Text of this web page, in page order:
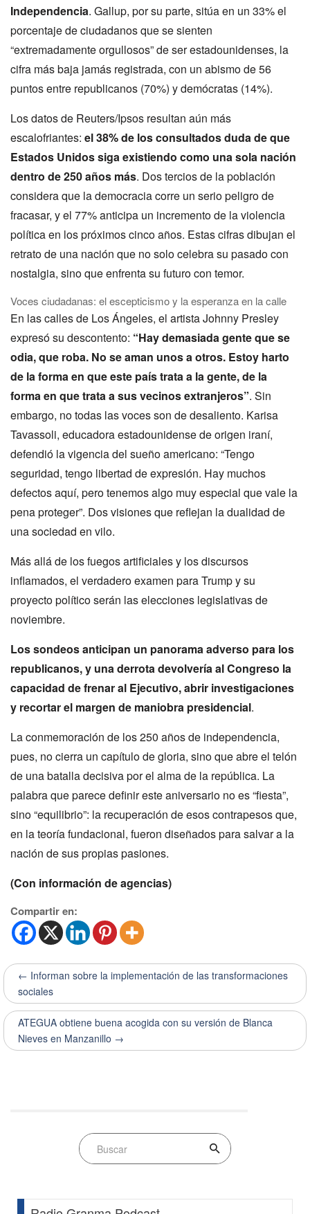
Independencia. Gallup, por su parte, sitúa en un 33% el
porcentaje de ciudadanos que se sienten
“extremadamente orgullosos” de ser estadounidenses, la
cifra más baja jamás registrada, con un abismo de 56
puntos entre republicanos (70%) y demócratas (14%).
Los datos de Reuters/Ipsos resultan aún más
escalofriantes: el 38% de los consultados duda de que
Estados Unidos siga existiendo como una sola nación
dentro de 250 años más. Dos tercios de la población
considera que la democracia corre un serio peligro de
fracasar, y el 77% anticipa un incremento de la violencia
política en los próximos cinco años. Estas cifras dibujan el
retrato de una nación que no solo celebra su pasado con
nostalgia, sino que enfrenta su futuro con temor.
Voces ciudadanas: el escepticismo y la esperanza en la calle
En las calles de Los Ángeles, el artista Johnny Presley
expresó su descontento: “Hay demasiada gente que se
odia, que roba. No se aman unos a otros. Estoy harto
de la forma en que este país trata a la gente, de la
forma en que trata a sus vecinos extranjeros”. Sin
embargo, no todas las voces son de desaliento. Karisa
Tavassoli, educadora estadounidense de origen iraní,
defendió la vigencia del sueño americano: “Tengo
seguridad, tengo libertad de expresión. Hay muchos
defectos aquí, pero tenemos algo muy especial que vale la
pena proteger”. Dos visiones que reflejan la dualidad de
una sociedad en vilo.
Más allá de los fuegos artificiales y los discursos
inflamados, el verdadero examen para Trump y su
proyecto político serán las elecciones legislativas de
noviembre.
Los sondeos anticipan un panorama adverso para los
republicanos, y una derrota devolvería al Congreso la
capacidad de frenar al Ejecutivo, abrir investigaciones
y recortar el margen de maniobra presidencial.
La conmemoración de los 250 años de independencia,
pues, no cierra un capítulo de gloria, sino que abre el telón
de una batalla decisiva por el alma de la república. La
palabra que parece definir este aniversario no es “fiesta”,
sino “equilibrio”: la recuperación de esos contrapesos que,
en la teoría fundacional, fueron diseñados para salvar a la
nación de sus propias pasiones.
(Con información de agencias)
Compartir en:
← Informan sobre la implementación de las transformaciones
sociales
ATEGUA obtiene buena acogida con su versión de Blanca
Nieves en Manzanillo →